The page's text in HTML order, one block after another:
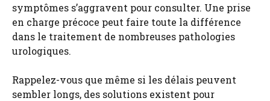
symptômes s’aggravent pour consulter. Une prise
en charge précoce peut faire toute la différence
dans le traitement de nombreuses pathologies
urologiques.
Rappelez-vous que même si les délais peuvent
sembler longs, des solutions existent pour